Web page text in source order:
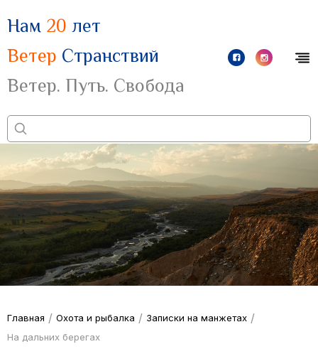
Нам 20 лет
Ветер Странствий
Ветер. Путь. Свобода
Главная / Охота и рыбалка / Записки на манжетах /
На дальних берегах